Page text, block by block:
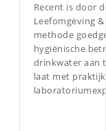
Recent is door
Leefomgeving
methode
hygiënische
drinkwater aan
laat met